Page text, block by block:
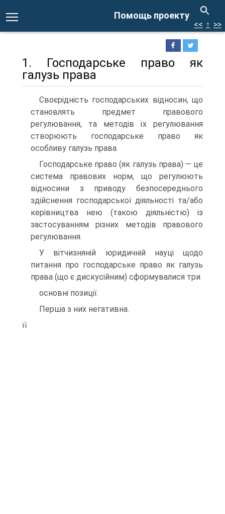
Помощь проекту
<< ↑ >>
1. Господарське право як
галузь права
Своєрідність господарських відносин, що
становлять предмет правового
регулювання, та методів їх регулювання
створюють господарське право як
особливу галузь права.
Господарське право (як галузь права) — це
система правових норм, що регулюють
відносини з приводу безпосереднього
здійснення господарської діяльності та/або
керівництва нею (такою діяльністю) із
застосуванням різних методів правового
регулювання.
У вітчизняній юридичній науці щодо
питання про господарське право як галузь
права (що є дискусійним) сформувалися три
основні позиції.
Перша з них негативна.
її